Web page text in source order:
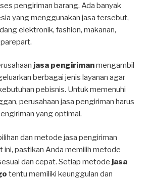
pengiriman barang. Ada banyak
yang menggunakan jasa tersebut,
elektronik, fashion, makanan,
jasa pengirimanmengambil
berbagai jenis layanan agar
pebisnis. Untuk memenuhi
perusahaan jasa pengiriman harus
yang optimal.
dan metode jasa pengiriman
ini, pastikan Anda memilih metode
dan cepat. Setiap metode jasa
tentu memiliki keunggulan dan